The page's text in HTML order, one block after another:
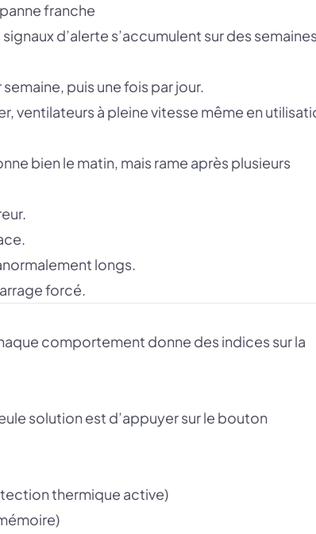
franche
d’alerte s’accumulent sur des
puis une fois par jour.
ventilateurs à pleine vitesse même en
bien le matin, mais rame après plusieurs
longs.
forcé.
comportement donne des indices sur la
solution est d’appuyer sur le bouton
thermique active)